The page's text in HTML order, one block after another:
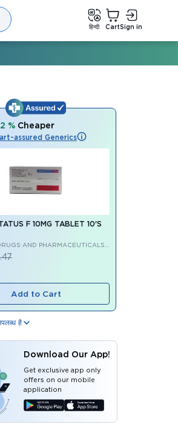
हिन्दी CartSign in
% Cheaper
assured Generics
F 10MG TABLET 10'S
AND PHARMACEUTICALS
Add to Cart
है
Download Our App!
Get exclusive app only
offers on our mobile
application